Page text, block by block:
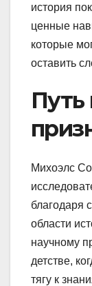
история
ценные
которые
оставить
Путь
Михоэлс
благодаря
области
научному
детстве,
тягу к